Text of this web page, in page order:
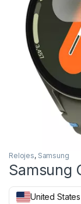
Relojes, Samsung
Samsung
United